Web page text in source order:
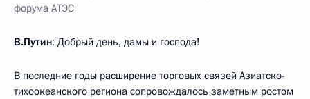
форума АТЭС
В.Путин: Добрый день, дамы и господа!
В последние годы расширение торговых связей Азиатско-
тихоокеанского региона сопровождалось заметным ростом